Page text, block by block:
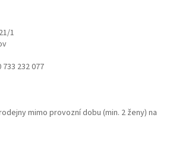
1
733 232 077
mimo provozní dobu (min. 2 ženy) na